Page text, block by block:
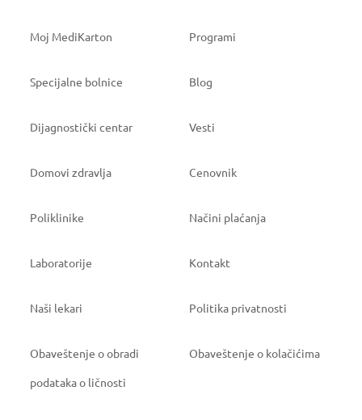
Moj MediKarton Programi
Specijalne bolnice Blog
Dijagnostički centar Vesti
Domovi zdravlja Cenovnik
Poliklinike Načini plaćanja
Laboratorije Kontakt
Naši lekari Politika privatnosti
Obaveštenje o obradi
podataka o ličnosti
Obaveštenje o kolačićima